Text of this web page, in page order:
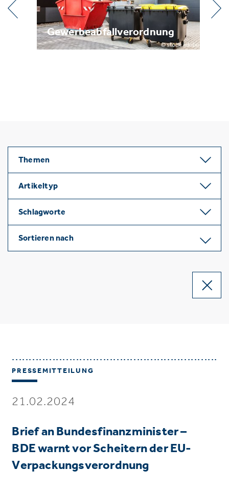
Gewerbeabfallverordnung
Themen
Artikeltyp
Schlagworte
Sortieren nach
PRESSEMITTEILUNG
21.02.2024
Brief an Bundesfinanzminister –
BDE warnt vor Scheitern der EU-
Verpackungsverordnung